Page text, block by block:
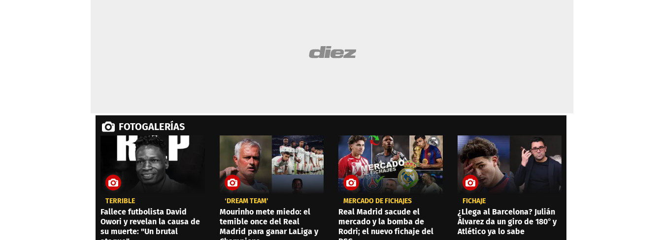
FOTOGALERÍAS
TERRIBLE
Fallece futbolista David
Owori y revelan la causa de
su muerte: "Un brutal
‘DREAM TEAM'
Mourinho mete miedo: el
temible once del Real
Madrid para ganar LaLiga y
MERCADO DE FICHAJES
Real Madrid sacude el
mercado y la bomba de
Rodri; el nuevo fichaje del
FICHAJE
¿Llega al Barcelona? Julián
Álvarez da un giro de 180° y
Atlético ya lo sabe